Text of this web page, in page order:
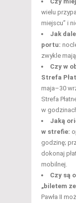
wielu
miejscu” i
Jak
portu:
zwykle
Czy w
Strefa
maja–30
Strefa
w
Jaką
w strefie:
godzinę;
dokonaj
mobilnej.
Czy są
„biletem
Pawła II